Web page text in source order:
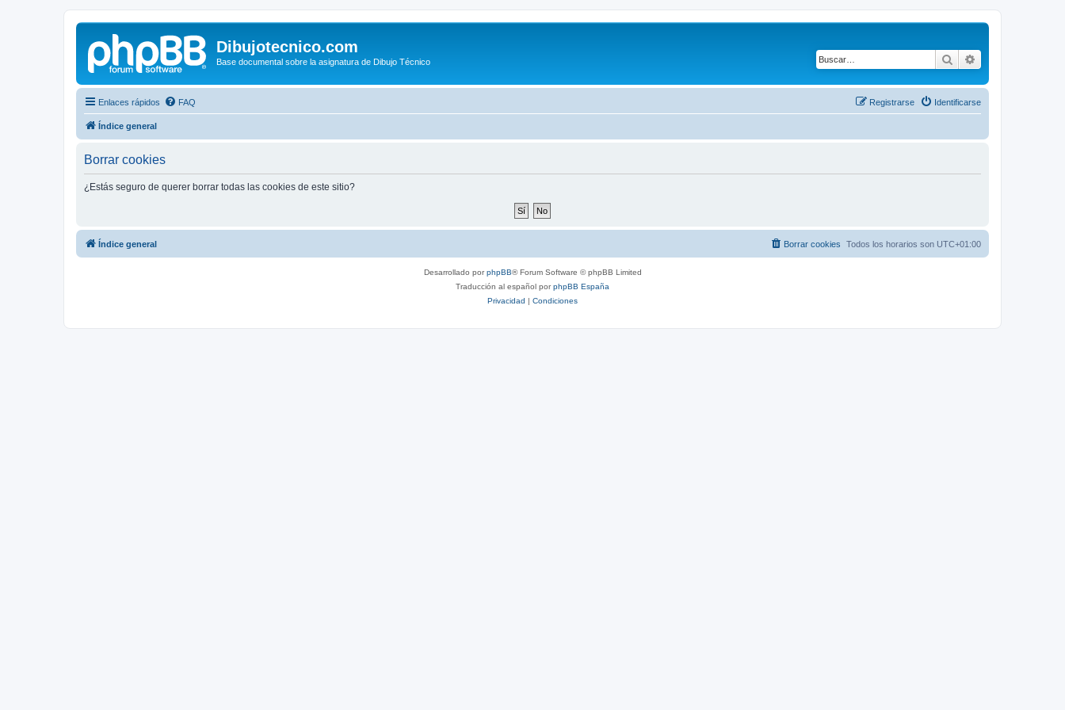
Dibujotecnico.com
Base documental sobre la asignatura de Dibujo Técnico Buscar
Enlaces rápidos FAQ Identificarse
Registrarse
Índice general
Borrar cookies
¿Estás seguro de querer borrar todas las cookies de este sitio?
Índice general Todos los horarios son UTC+01:00
Borrar cookies
Desarrollado porphpBB® Forum Software © phpBB Limited
Traducción al español porphpBB España
Privacidad | Condiciones